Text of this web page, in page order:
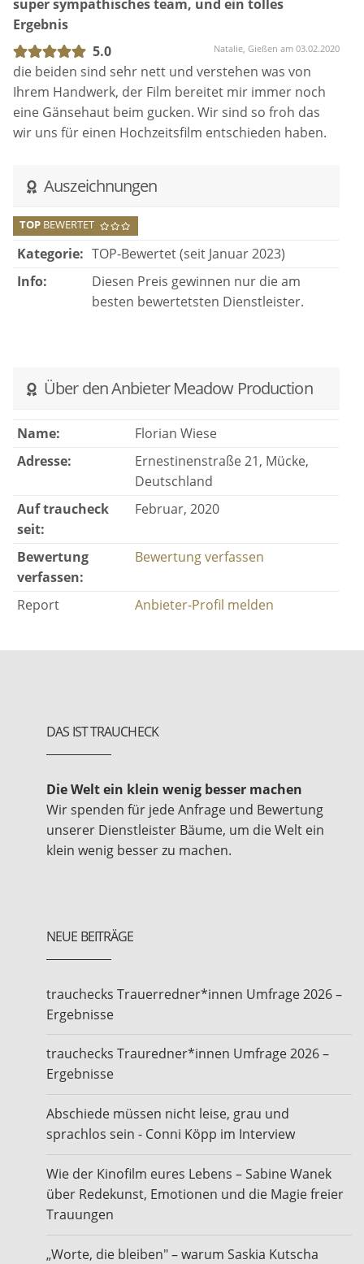
super sympathisches team, und ein tolles
Ergebnis
5.0
Natalie, Gießen am 03.02.2020
die beiden sind sehr nett und verstehen was von
Ihrem Handwerk, der Film bereitet mir immer noch
eine Gänsehaut beim gucken. Wir sind so froh das
wir uns für einen Hochzeitsfilm entschieden haben.
Auszeichnungen
TOP BEWERTET
Kategorie: TOP-Bewertet (seit Januar 2023)
Info:
Diesen Preis gewinnen nur die am
besten bewertetsten Dienstleister.
Über den Anbieter Meadow Production
Name:
Florian Wiese
Adresse:
Ernestinenstraße 21, Mücke,
Deutschland
Auf traucheck
seit:
Februar, 2020
Bewertung
verfassen:
Bewertung verfassen
Report Anbieter-Profil melden
DAS IST TRAUCHECK
Die Welt ein klein wenig besser machen
Wir spenden für jede Anfrage und Bewertung
unserer Dienstleister Bäume, um die Welt ein
klein wenig besser zu machen.
NEUE BEITRÄGE
trauchecks Trauerredner*innen Umfrage 2026 –
Ergebnisse
trauchecks Trauredner*innen Umfrage 2026 –
Ergebnisse
Abschiede müssen nicht leise, grau und
sprachlos sein - Conni Köpp im Interview
Wie der Kinofilm eures Lebens – Sabine Wanek
über Redekunst, Emotionen und die Magie freier
Trauungen
„Worte, die bleiben" – warum Saskia Kutscha